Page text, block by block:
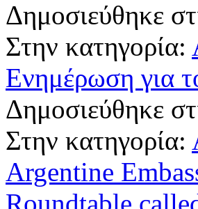
Δημοσιεύθηκε
Στην κατηγορία:
Ενημέρωση για
Δημοσιεύθηκε
Στην κατηγορία:
Argentine
Roundtable